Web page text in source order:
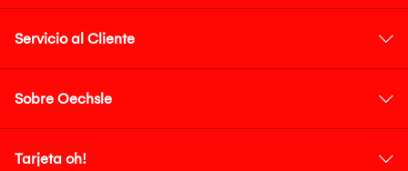
Servicio al Cliente
Sobre Oechsle
Tarjeta oh!